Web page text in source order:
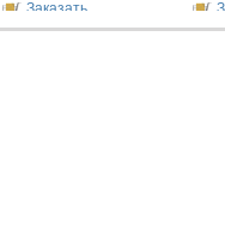
Заказать